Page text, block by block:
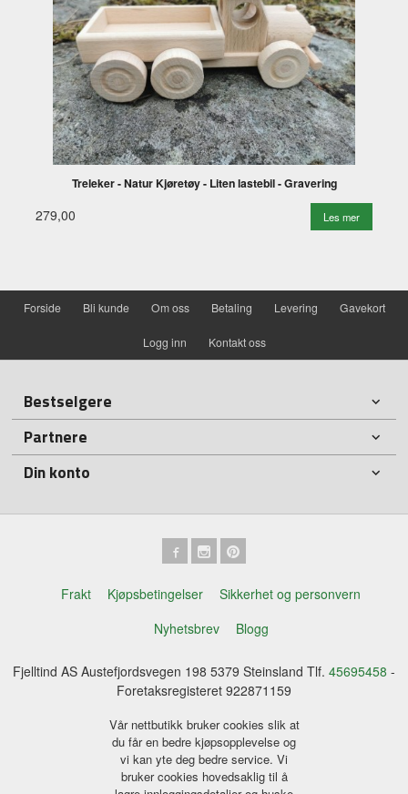
Treleker - Natur Kjøretøy - Liten lastebil - Gravering
279,00 Les mer
Forside Bli kunde Om oss Betaling Levering Gavekort
Logg inn Kontakt oss
Bestselgere
Partnere
Din konto
Frakt Kjøpsbetingelser
Sikkerhet og personvern
Nyhetsbrev
Blogg
Fjelltind AS Austefjordsvegen 198 5379 Steinsland Tlf. 45695458 -
Foretaksregisteret 922871159
Vår nettbutikk bruker cookies slik at
du får en bedre kjøpsopplevelse og
vi kan yte deg bedre service. Vi
bruker cookies hovedsaklig til å